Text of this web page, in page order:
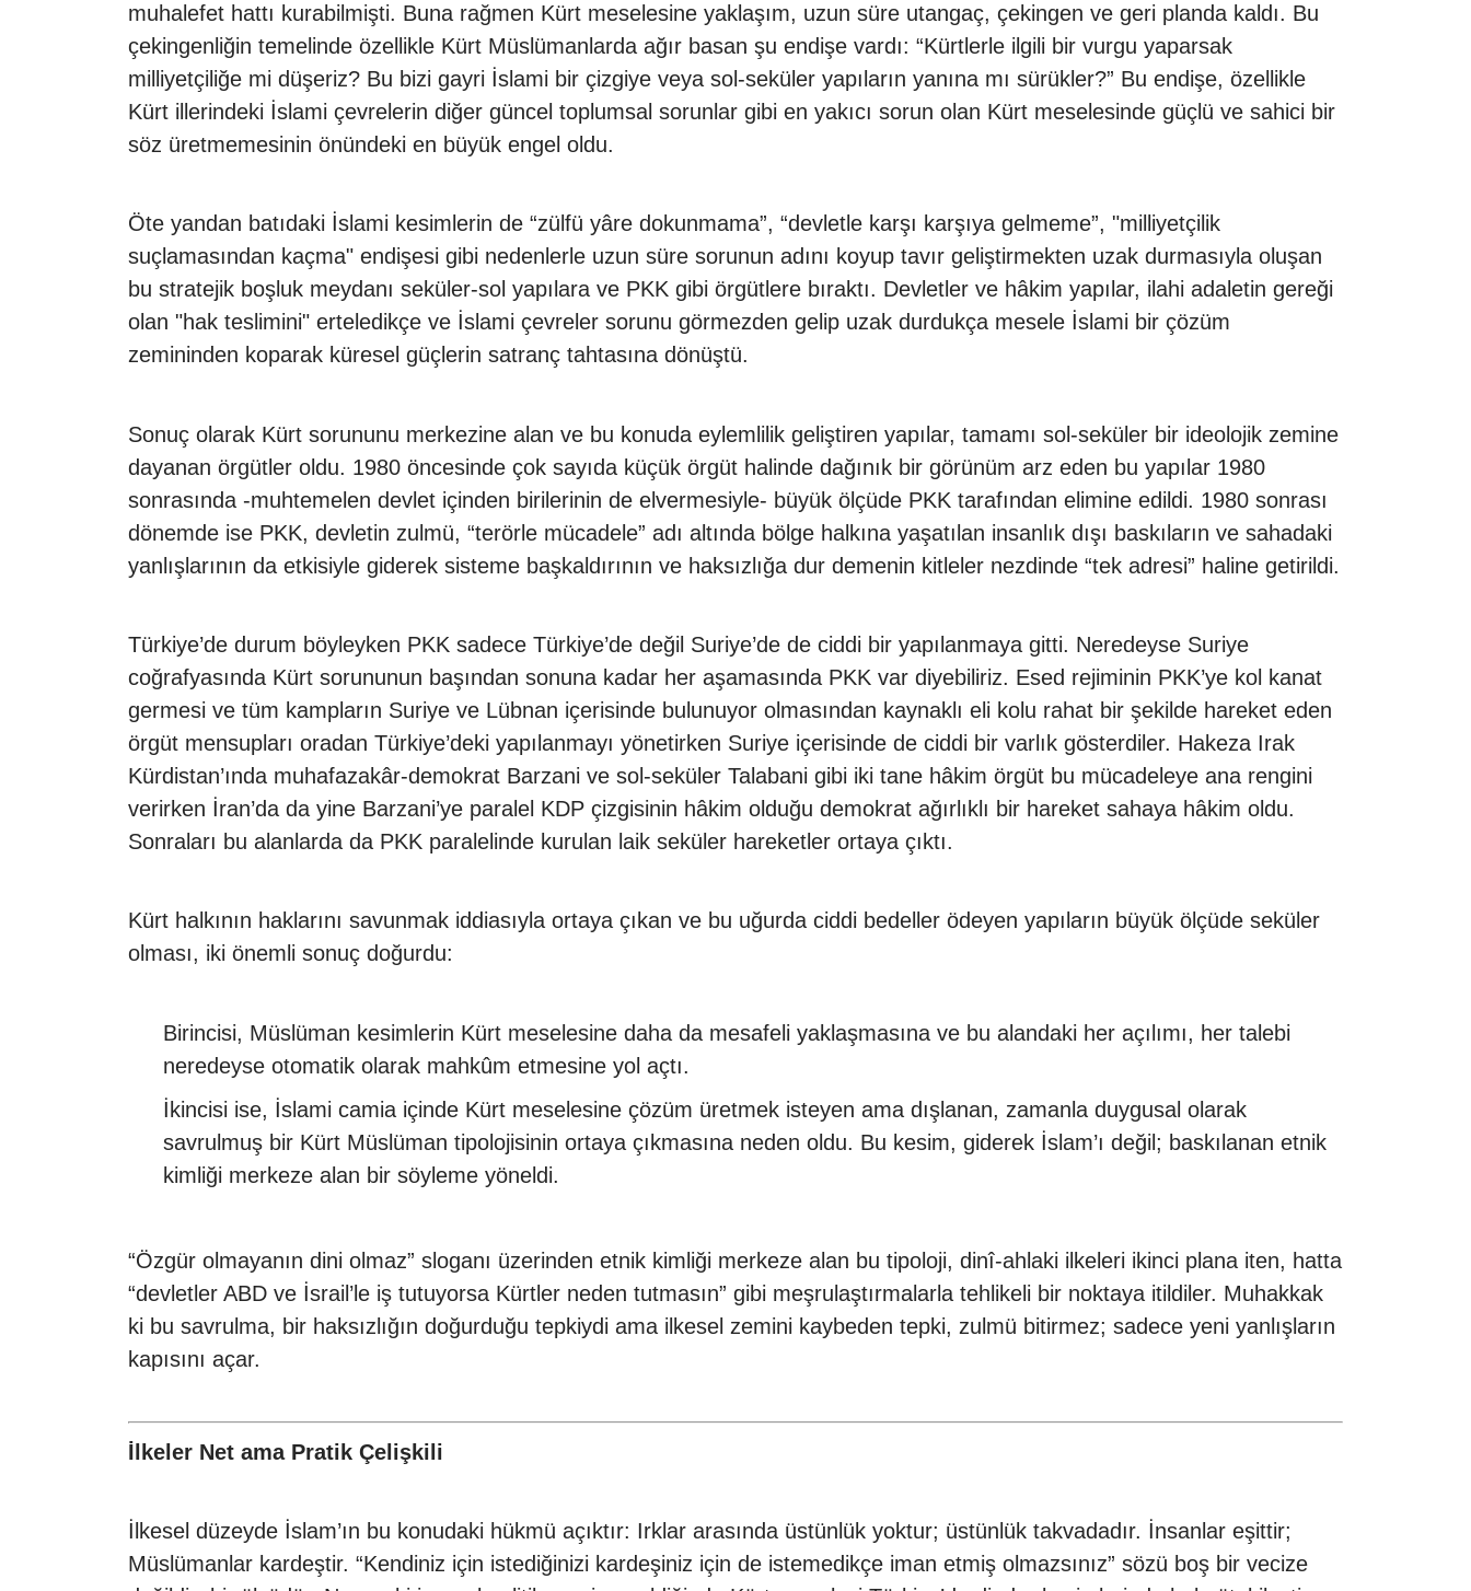
muhalefet hattı kurabilmişti. Buna rağmen Kürt meselesine yaklaşım, uzun süre utangaç, çekingen ve geri planda kaldı. Bu
çekingenliğin temelinde özellikle Kürt Müslümanlarda ağır basan şu endişe vardı: “Kürtlerle ilgili bir vurgu yaparsak
milliyetçiliğe mi düşeriz? Bu bizi gayri İslami bir çizgiye veya sol-seküler yapıların yanına mı sürükler?” Bu endişe, özellikle
Kürt illerindeki İslami çevrelerin diğer güncel toplumsal sorunlar gibi en yakıcı sorun olan Kürt meselesinde güçlü ve sahici bir
söz üretmemesinin önündeki en büyük engel oldu.
Öte yandan batıdaki İslami kesimlerin de “zülfü yâre dokunmama”, “devletle karşı karşıya gelmeme”, "milliyetçilik
suçlamasından kaçma" endişesi gibi nedenlerle uzun süre sorunun adını koyup tavır geliştirmekten uzak durmasıyla oluşan
bu stratejik boşluk meydanı seküler-sol yapılara ve PKK gibi örgütlere bıraktı. Devletler ve hâkim yapılar, ilahi adaletin gereği
olan "hak teslimini" erteledikçe ve İslami çevreler sorunu görmezden gelip uzak durdukça mesele İslami bir çözüm
zemininden koparak küresel güçlerin satranç tahtasına dönüştü.
Sonuç olarak Kürt sorununu merkezine alan ve bu konuda eylemlilik geliştiren yapılar, tamamı sol-seküler bir ideolojik zemine
dayanan örgütler oldu. 1980 öncesinde çok sayıda küçük örgüt halinde dağınık bir görünüm arz eden bu yapılar 1980
sonrasında -muhtemelen devlet içinden birilerinin de elvermesiyle- büyük ölçüde PKK tarafından elimine edildi. 1980 sonrası
dönemde ise PKK, devletin zulmü, “terörle mücadele” adı altında bölge halkına yaşatılan insanlık dışı baskıların ve sahadaki
yanlışlarının da etkisiyle giderek sisteme başkaldırının ve haksızlığa dur demenin kitleler nezdinde “tek adresi” haline getirildi.
Türkiye’de durum böyleyken PKK sadece Türkiye’de değil Suriye’de de ciddi bir yapılanmaya gitti. Neredeyse Suriye
coğrafyasında Kürt sorununun başından sonuna kadar her aşamasında PKK var diyebiliriz. Esed rejiminin PKK’ye kol kanat
germesi ve tüm kampların Suriye ve Lübnan içerisinde bulunuyor olmasından kaynaklı eli kolu rahat bir şekilde hareket eden
örgüt mensupları oradan Türkiye’deki yapılanmayı yönetirken Suriye içerisinde de ciddi bir varlık gösterdiler. Hakeza Irak
Kürdistan’ında muhafazakâr-demokrat Barzani ve sol-seküler Talabani gibi iki tane hâkim örgüt bu mücadeleye ana rengini
verirken İran’da da yine Barzani’ye paralel KDP çizgisinin hâkim olduğu demokrat ağırlıklı bir hareket sahaya hâkim oldu.
Sonraları bu alanlarda da PKK paralelinde kurulan laik seküler hareketler ortaya çıktı.
Kürt halkının haklarını savunmak iddiasıyla ortaya çıkan ve bu uğurda ciddi bedeller ödeyen yapıların büyük ölçüde seküler
olması, iki önemli sonuç doğurdu:
Birincisi, Müslüman kesimlerin Kürt meselesine daha da mesafeli yaklaşmasına ve bu alandaki her açılımı, her talebi
neredeyse otomatik olarak mahkûm etmesine yol açtı.
İkincisi ise, İslami camia içinde Kürt meselesine çözüm üretmek isteyen ama dışlanan, zamanla duygusal olarak
savrulmuş bir Kürt Müslüman tipolojisinin ortaya çıkmasına neden oldu. Bu kesim, giderek İslam’ı değil; baskılanan etnik
kimliği merkeze alan bir söyleme yöneldi.
“Özgür olmayanın dini olmaz” sloganı üzerinden etnik kimliği merkeze alan bu tipoloji, dinî-ahlaki ilkeleri ikinci plana iten, hatta
“devletler ABD ve İsrail’le iş tutuyorsa Kürtler neden tutmasın” gibi meşrulaştırmalarla tehlikeli bir noktaya itildiler. Muhakkak
ki bu savrulma, bir haksızlığın doğurduğu tepkiydi ama ilkesel zemini kaybeden tepki, zulmü bitirmez; sadece yeni yanlışların
kapısını açar.
İlkeler Net ama Pratik Çelişkili
İlkesel düzeyde İslam’ın bu konudaki hükmü açıktır: Irklar arasında üstünlük yoktur; üstünlük takvadadır. İnsanlar eşittir;
Müslümanlar kardeştir. “Kendiniz için istediğinizi kardeşiniz için de istemedikçe iman etmiş olmazsınız” sözü boş bir vecize